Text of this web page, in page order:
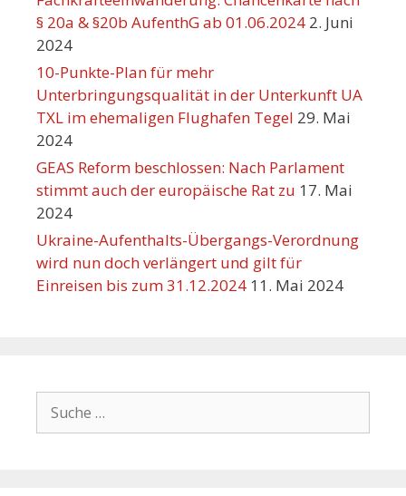
§ 20a & §20b AufenthG ab 01.06.2024 2. Juni
2024
10-Punkte-Plan für mehr
Unterbringungsqualität in der Unterkunft UA
TXL im ehemaligen Flughafen Tegel 29. Mai
2024
GEAS Reform beschlossen: Nach Parlament
stimmt auch der europäische Rat zu 17. Mai
2024
Ukraine-Aufenthalts-Übergangs-Verordnung
wird nun doch verlängert und gilt für
Einreisen bis zum 31.12.2024 11. Mai 2024